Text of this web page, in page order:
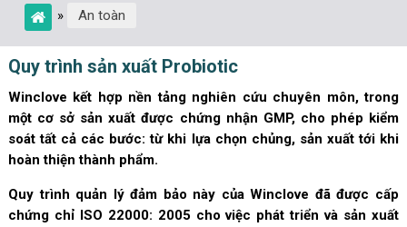
» An toàn
Quy trình sản xuất Probiotic
Winclove kết hợp nền tảng nghiên cứu chuyên môn, trong
một cơ sở sản xuất được chứng nhận GMP, cho phép kiểm
soát tất cả các bước: từ khi lựa chọn chủng, sản xuất tới khi
hoàn thiện thành phẩm.
Quy trình quản lý đảm bảo này của Winclove đã được cấp
chứng chỉ ISO 22000: 2005 cho việc phát triển và sản xuất